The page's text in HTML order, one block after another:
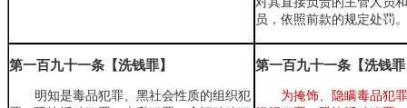
员，依照前款的规定处罚
第一百九十一条【洗钱罪】
明知是毒品犯罪、黑社会性质的组织犯
第一百九十一条【洗钱
为掩饰、隐瞒毒品犯